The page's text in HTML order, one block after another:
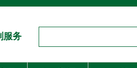
服务